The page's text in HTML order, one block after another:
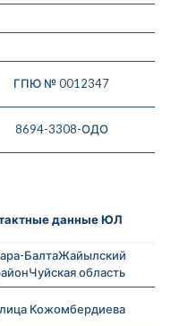
ГПЮ № 0012347
8694-3308-ОДО
данные ЮЛ
БалтаЖайылский
область
Кожомбердиева